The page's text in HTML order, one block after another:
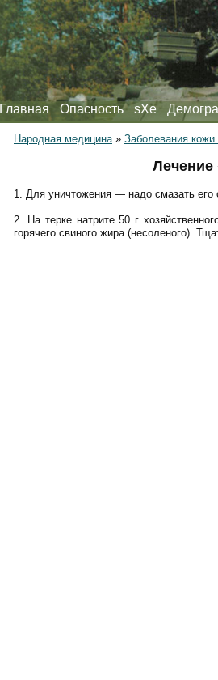
Главная Опасность sXe
Народная медицина» Заболевания кожи
Лечение
1. Для уничтожения — надо смазать его
2. На терке натрите 50 г
горячего свиного жира (несоленого).